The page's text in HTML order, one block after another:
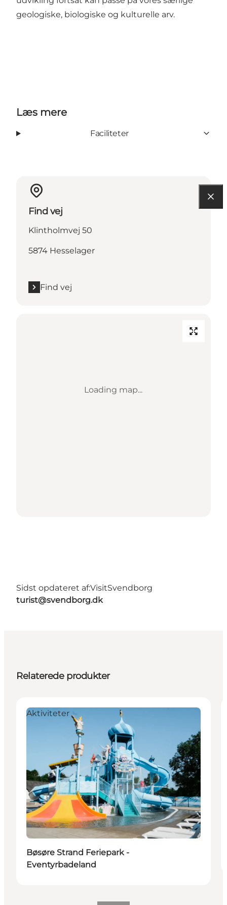
geologiske, biologiske og kulturelle arv.
Læs mere
Faciliteter
Find vej
Klintholmvej 50
5874 Hesselager
Find vej
Loading map...
Sidst opdateret af:VisitSvendborg
turist@svendborg.dk
Relaterede produkter
Aktiviteter
Bøsøre Strand Feriepark -
Eventyrbadeland